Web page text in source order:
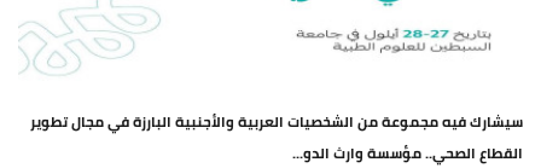
سيشارك فيه مجموعة من الشخصيات العربية والأجنبية البارزة في مجال تطوير
القطاع الصحي.. مؤسسة وارث الدو...